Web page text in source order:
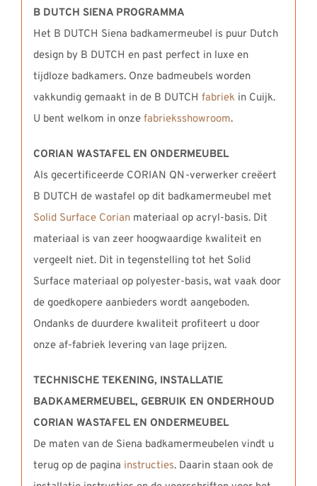
B DUTCH SIENA PROGRAMMA
Het B DUTCH Siena badkamermeubel is puur Dutch
design by B DUTCH en past perfect in luxe en
tijdloze badkamers. Onze badmeubels worden
vakkundig gemaakt in de B DUTCH fabriekin Cuijk.
U bent welkom in onze fabrieksshowroom.
CORIAN WASTAFEL EN ONDERMEUBEL
Als gecertificeerde CORIAN QN-verwerker creëert
B DUTCH de wastafel op dit badkamermeubel met
Solid Surface Corianmateriaal op acryl-basis. Dit
materiaal is van zeer hoogwaardige kwaliteit en
vergeelt niet. Dit in tegenstelling tot het Solid
Surface materiaal op polyester-basis, wat vaak door
de goedkopere aanbieders wordt aangeboden.
Ondanks de duurdere kwaliteit profiteert u door
onze af-fabriek levering van lage prijzen.
TECHNISCHE TEKENING, INSTALLATIE
BADKAMERMEUBEL, GEBRUIK EN ONDERHOUD
CORIAN WASTAFEL EN ONDERMEUBEL
De maten van de Siena badkamermeubelen vindt u
terug op de pagina instructies. Daarin staan ook de